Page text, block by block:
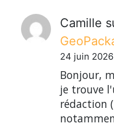
Camille
24 juin 2026
Bonjour,
je trouve
rédaction